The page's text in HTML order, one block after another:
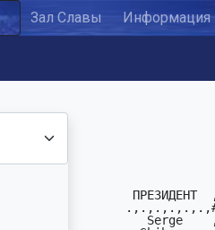
Зал Славы Информация